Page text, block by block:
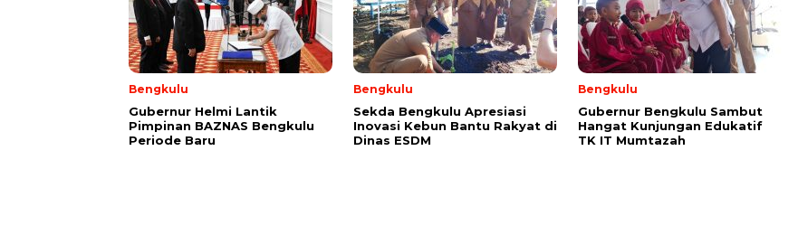
Bengkulu
Gubernur Helmi Lantik
Pimpinan BAZNAS Bengkulu
Periode Baru
Bengkulu
Sekda Bengkulu Apresiasi
Inovasi Kebun Bantu Rakyat di
Dinas ESDM
Bengkulu
Gubernur Bengkulu Sambut
Hangat Kunjungan Edukatif
TK IT Mumtazah